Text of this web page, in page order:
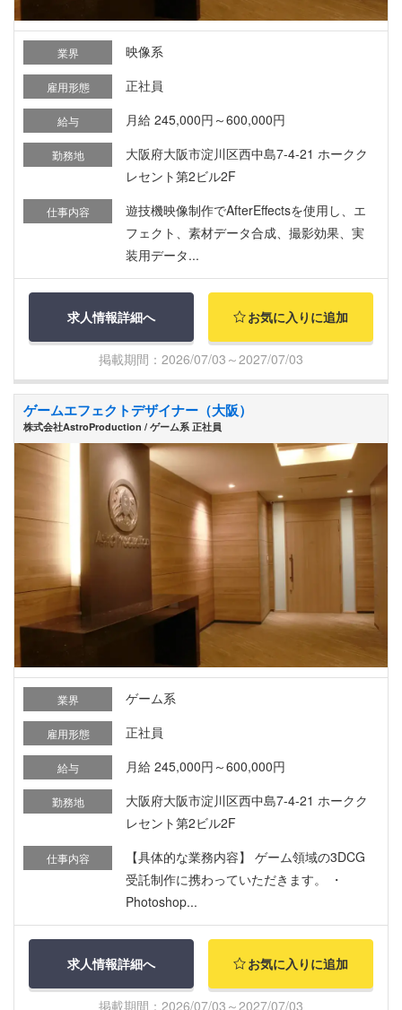
業界 映像系
雇用形態 正社員
給与 月給 245,000円～600,000円
勤務地
大阪府大阪市淀川区西中島7-4-21 ホークク
レセント第2ビル2F
仕事内容
遊技機映像制作でAfterEffectsを使用し、エ
フェクト、素材データ合成、撮影効果、実
装用データ...
求人情報詳細へ お気に入りに追加
掲載期間：2026/07/03～2027/07/03
ゲームエフェクトデザイナー（大阪）
株式会社AstroProduction / ゲーム系 正社員
業界 ゲーム系
雇用形態 正社員
給与 月給 245,000円～600,000円
勤務地
大阪府大阪市淀川区西中島7-4-21 ホークク
レセント第2ビル2F
仕事内容
【具体的な業務内容】 ゲーム領域の3DCG
受託制作に携わっていただきます。 ・
Photoshop...
求人情報詳細へ お気に入りに追加
掲載期間：2026/07/03～2027/07/03